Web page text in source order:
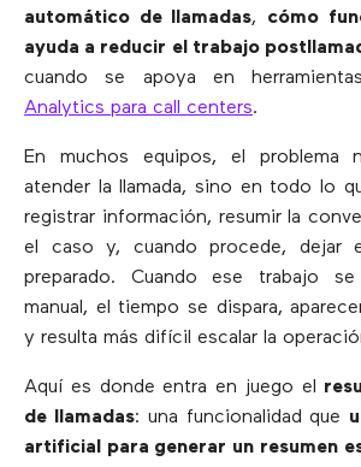
automático de llamadas, cómo
ayuda a reducir el trabajo
cuando se apoya en
Analytics para call centers.
En muchos equipos, el problema
atender la llamada, sino en todo lo
registrar información, resumir la
el caso y, cuando procede, dejar
preparado. Cuando ese trabajo
manual, el tiempo se dispara,
y resulta más difícil escalar la
Aquí es donde entra en juego el
de llamadas: una funcionalidad que
artificial para generar un resumen